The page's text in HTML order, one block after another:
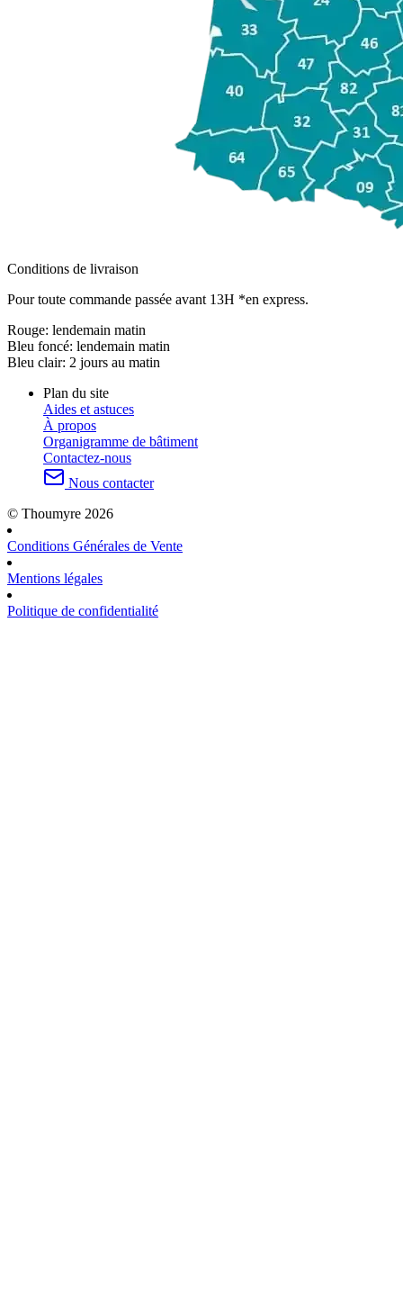
Conditions de livraison
Pour toute commande passée avant 13H *en express.
Rouge: lendemain matin
Bleu foncé: lendemain matin
Bleu clair: 2 jours au matin
Plan du site
Aides et astuces
À propos
Organigramme de bâtiment
Contactez-nous
Nous contacter
© Thoumyre 2026
Conditions Générales de Vente
Mentions légales
Politique de confidentialité